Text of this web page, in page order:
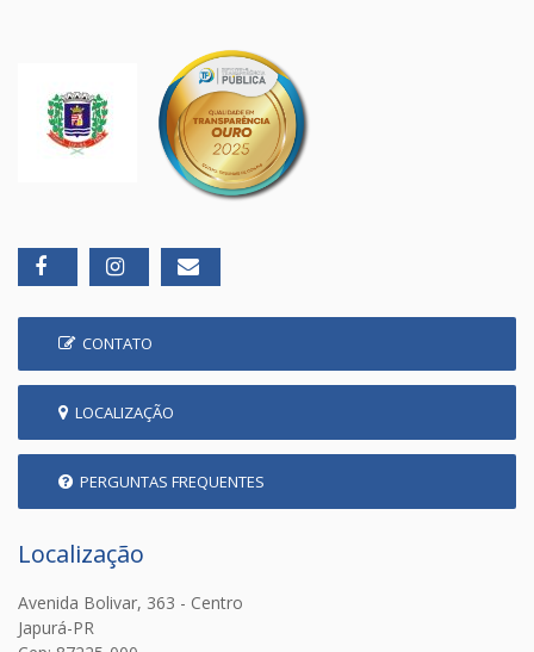
CONTATO
LOCALIZAÇÃO
PERGUNTAS FREQUENTES
Localização
Avenida Bolivar, 363 - Centro
Japurá-PR